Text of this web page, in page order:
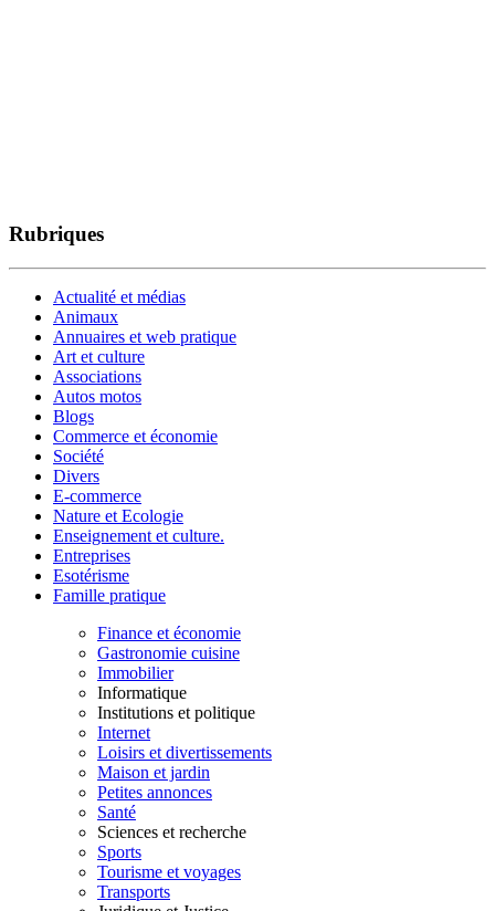
Rubriques
Actualité et médias
Animaux
Annuaires et web pratique
Art et culture
Associations
Autos motos
Blogs
Commerce et économie
Société
Divers
E-commerce
Nature et Ecologie
Enseignement et culture.
Entreprises
Esotérisme
Famille pratique
Finance et économie
Gastronomie cuisine
Immobilier
Informatique
Institutions et politique
Internet
Loisirs et divertissements
Maison et jardin
Petites annonces
Santé
Sciences et recherche
Sports
Tourisme et voyages
Transports